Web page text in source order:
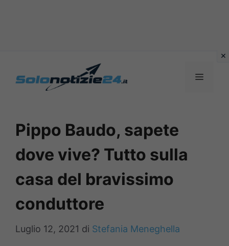
MENU
Pippo Baudo, sapete
dove vive? Tutto sulla
casa del bravissimo
conduttore
Luglio 12, 2021 di Stefania Meneghella